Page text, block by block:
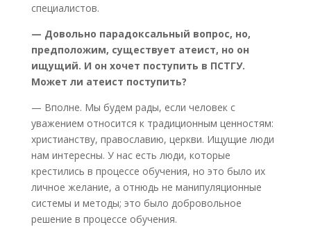
специалистов.
— Довольно парадоксальный вопрос, но,
предположим, существует атеист, но он
ищущий. И он хочет поступить в ПСТГУ.
Может ли атеист поступить?
— Вполне. Мы будем рады, если человек с
уважением относится к традиционным ценностям:
христианству, православию, церкви. Ищущие люди
нам интересны. У нас есть люди, которые
крестились в процессе обучения, но это было их
личное желание, а отнюдь не манипуляционные
системы и методы; это было добровольное
решение в процессе обучения.